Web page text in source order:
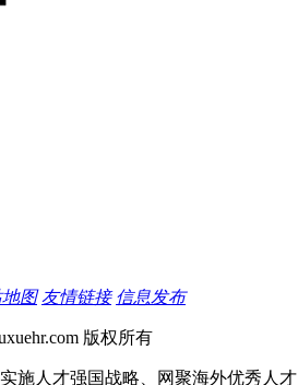
图 友情链接 信息发布
版权所有
施人才强国战略、网聚海外优秀人才